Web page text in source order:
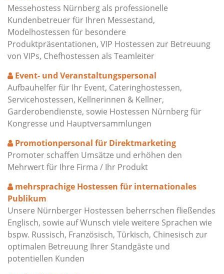
Messehostess Nürnberg als professionelle
Kundenbetreuer für Ihren Messestand,
Modelhostessen für besondere
Produktpräsentationen, VIP Hostessen zur Betreuung
von VIPs, Chefhostessen als Teamleiter
Event- und Veranstaltungspersonal
Aufbauhelfer für Ihr Event, Cateringhostessen,
Servicehostessen, Kellnerinnen & Kellner,
Garderobendienste, sowie Hostessen Nürnberg für
Kongresse und Hauptversammlungen
Promotionpersonal für Direktmarketing
Promoter schaffen Umsätze und erhöhen den
Mehrwert für Ihre Firma / Ihr Produkt
mehrsprachige Hostessen für internationales
Publikum
Unsere Nürnberger Hostessen beherrschen fließendes
Englisch, sowie auf Wunsch viele weitere Sprachen wie
bspw. Russisch, Französisch, Türkisch, Chinesisch zur
optimalen Betreuung Ihrer Standgäste und
potentiellen Kunden